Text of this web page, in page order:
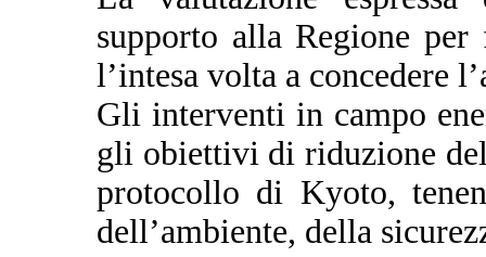
supporto alla Regione
l’intesa volta a concedere
Gli interventi in campo
gli obiettivi di riduzione
protocollo di Kyoto,
dell’ambiente, della